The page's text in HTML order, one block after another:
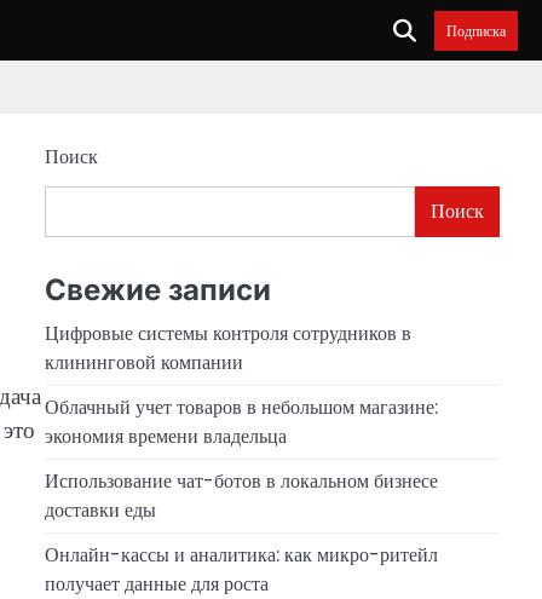
Подписка
Поиск
Поиск
Свежие записи
Цифровые системы контроля сотрудников в
клининговой компании
Облачный учет товаров в небольшом магазине:
экономия времени владельца
Использование чат-ботов в локальном бизнесе
доставки еды
Онлайн-кассы и аналитика: как микро-ритейл
получает данные для роста